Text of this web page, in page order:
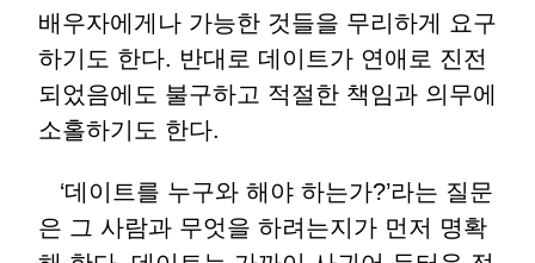
배우자에게나 가능한 것들을 무리하게 요구
하기도 한다. 반대로 데이트가 연애로 진전
되었음에도 불구하고 적절한 책임과 의무에
소홀하기도 한다.
‘데이트를 누구와 해야 하는가?’라는 질문
은 그 사람과 무엇을 하려는지가 먼저 명확